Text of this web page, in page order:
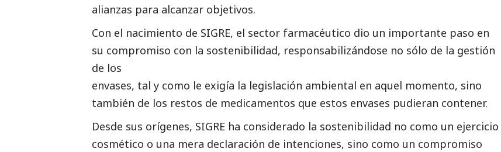
alianzas para alcanzar objetivos.
Con el nacimiento de SIGRE, el sector farmacéutico dio un importante paso en
su compromiso con la sostenibilidad, responsabilizándose no sólo de la gestión
de los
envases, tal y como le exigía la legislación ambiental en aquel momento, sino
también de los restos de medicamentos que estos envases pudieran contener.
Desde sus orígenes, SIGRE ha considerado la sostenibilidad no como un ejercicio
cosmético o una mera declaración de intenciones, sino como un compromiso